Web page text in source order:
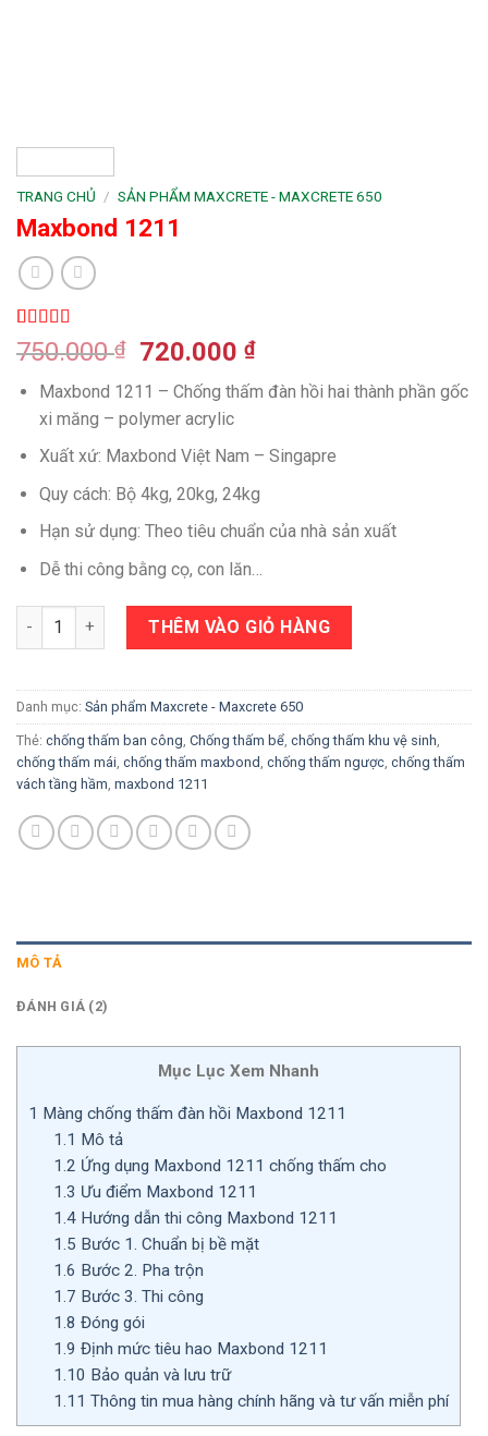
TRANG CHỦ / SẢN PHẨM MAXCRETE - MAXCRETE 650
Maxbond 1211
5.00trên 5
dựa trên
2
750.000₫
Giá
gốc
là:
750.000 ₫.
720.000₫Giá
hiện
tại
720.000 ₫.
Maxbond 1211 – Chống thấm đàn hồi hai thành phần gốc
xi măng – polymer acrylic
Xuất xứ: Maxbond Việt Nam – Singapre
Quy cách: Bộ 4kg, 20kg, 24kg
Hạn sử dụng: Theo tiêu chuẩn của nhà sản xuất
Dễ thi công bằng cọ, con lăn…
Maxbond 1211 số lượngTHÊM VÀO GIỎ HÀNG
Danh mục: Sản phẩm Maxcrete - Maxcrete 650
Thẻ: chống thấm ban công Chống thấm bể chống thấm khu vệ sinh
chống thấm mái chống thấm maxbond chống thấm ngược chống thấm
vách tầng hầm maxbond 1211
MÔ TẢ
ĐÁNH GIÁ (2)
Mục Lục Xem Nhanh
1 Màng chống thấm đàn hồi Maxbond 1211
1.1 Mô tả
1.2 Ứng dụng Maxbond 1211 chống thấm cho
1.3 Ưu điểm Maxbond 1211
1.4Hướng dẫn thi công Maxbond 1211
1.5 Bước 1. Chuẩn bị bề mặt
1.6 Bước 2. Pha trộn
1.7 Bước 3. Thi công
1.8 Đóng gói
1.9 Định mức tiêu hao Maxbond 1211
1.10 Bảo quản và lưu trữ
1.11 Thông tin mua hàng chính hãng và tư vấn miễn phí